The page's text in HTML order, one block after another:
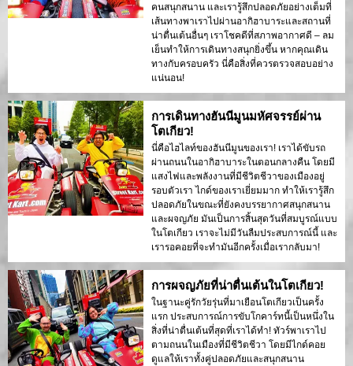
คนสนุกสนาน และเรารู้สึกปลอดภัยอย่างเต็มที่
เส้นทางพาเราไปผ่านอากิฮาบาระและสถานที่
น่าตื่นเต้นอื่นๆ เราโชคดีที่สภาพอากาศดี – ลม
เย็นทำให้การเดินทางสนุกยิ่งขึ้น หากคุณเดิน
ทางกับครอบครัว นี่คือสิ่งที่ควรตรวจสอบอย่าง
แน่นอน!
การเดินทางฮันนีมูนมหัศจรรย์ผ่าน
โตเกียว!
นี่คือไฮไลท์ของฮันนีมูนของเรา! เราได้ขับรถ
ผ่านถนนในอากิฮาบาระในตอนกลางคืน โดยมี
แสงไฟและพลังงานที่มีชีวิตชีวาของเมืองอยู่
รอบตัวเรา ไกด์ของเราเยี่ยมมาก ทำให้เรารู้สึก
ปลอดภัยในขณะที่ยังคงบรรยากาศสนุกสนาน
และผจญภัย มันเป็นการสิ้นสุดวันที่สมบูรณ์แบบ
ในโตเกียว เราจะไม่มีวันลืมประสบการณ์นี้ และ
เรารอคอยที่จะทำมันอีกครั้งเมื่อเรากลับมา!
การผจญภัยที่น่าตื่นเต้นในโตเกียว!
ในฐานะคู่รักวัยรุ่นที่มาเยือนโตเกียวเป็นครั้ง
แรก ประสบการณ์การขับโกคาร์ทนี้เป็นหนึ่งใน
สิ่งที่น่าตื่นเต้นที่สุดที่เราได้ทำ! ทัวร์พาเราไป
ตามถนนในเมืองที่มีชีวิตชีวา โดยมีไกด์คอย
ดูแลให้เราทั้งคู่ปลอดภัยและสนุกสนาน